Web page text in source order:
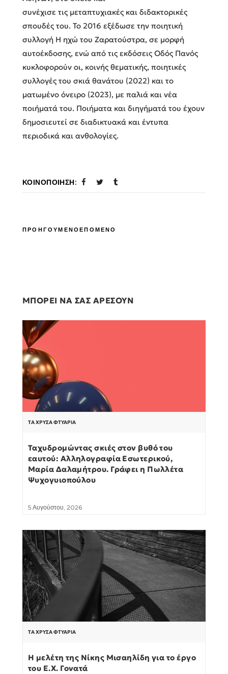
συνέχισε τις μεταπτυχιακές και διδακτορικές
σπουδές του. Το 2016 εξέδωσε την ποιητική
συλλογή Η ηχώ του Ζαρατούστρα, σε μορφή
αυτοέκδοσης, ενώ από τις εκδόσεις Οδός Πανός
κυκλοφορούν οι, κοινής θεματικής, ποιητικές
συλλογές του σκιά θανάτου (2022) και το
ματωμένο όνειρο (2023), με παλιά και νέα
ποιήματά του. Ποιήματα και διηγήματά του έχουν
δημοσιευτεί σε διαδικτυακά και έντυπα
περιοδικά και ανθολογίες.
ΚΟΙΝΟΠΟΊΗΣΗ:
ΠΡΟΗΓΟΥΜΕΝΟΕΠΟΜΕΝΟ
ΜΠΟΡΕΙ ΝΑ ΣΑΣ ΑΡΕΣΟΥΝ
ΤΑ ΧΡΥΣΆ ΦΤΥΆΡΙΑ
Ταχυδρομώντας σκιές στον βυθό του
εαυτού: Αλληλογραφία Εσωτερικού,
Μαρία Δαλαμήτρου. Γράφει η Πωλλέτα
Ψυχογυιοπούλου
5 Αυγούστου, 2026
ΤΑ ΧΡΥΣΆ ΦΤΥΆΡΙΑ
Η μελέτη της Νίκης Μισαηλίδη για το έργο
του Ε.Χ. Γονατά